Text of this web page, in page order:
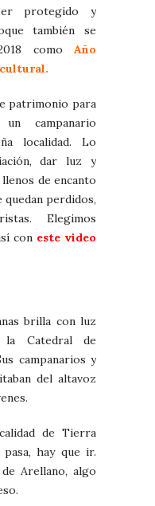
protegido y
también se
como Año
patrimonio para
campanario
localidad. Lo
dar luz y
de encanto
perdidos,
Elegimos
con este video
brilla con luz
Catedral de
campanarios y
del altavoz
de Tierra
hay que ir.
Arellano, algo